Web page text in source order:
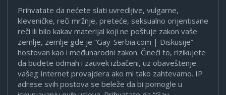
Prihvatate da nećete slati uvredljive, vulgarne,
kleveničke, reči mržnje, preteće, seksualno orijentisane
reči ili bilo kakav materijal koji ne poštuje zakon vaše
zemlje, zemlje gde je “Gay-Serbia.com | Diskusije”
hostovan kao i međunarodni zakon. Čineći to, rizikujete
da budete odmah i zauvek izbačeni, uz obaveštenje
vašeg Internet provajdera ako mi tako zahtevamo. IP
adrese svih postova se beleže da bi pomogle u